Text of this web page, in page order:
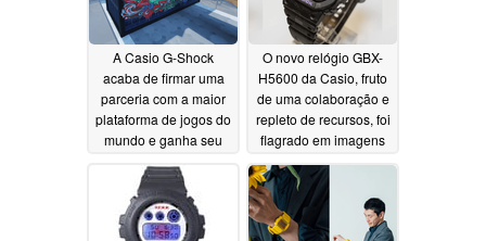
A Casio G-Shock
acaba de firmar uma
parceria com a maior
plataforma de jogos do
mundo e ganha seu
O novo relógio GBX-
H5600 da Casio, fruto
de uma colaboração e
repleto de recursos, foi
flagrado em imagens
reais07/15/2026